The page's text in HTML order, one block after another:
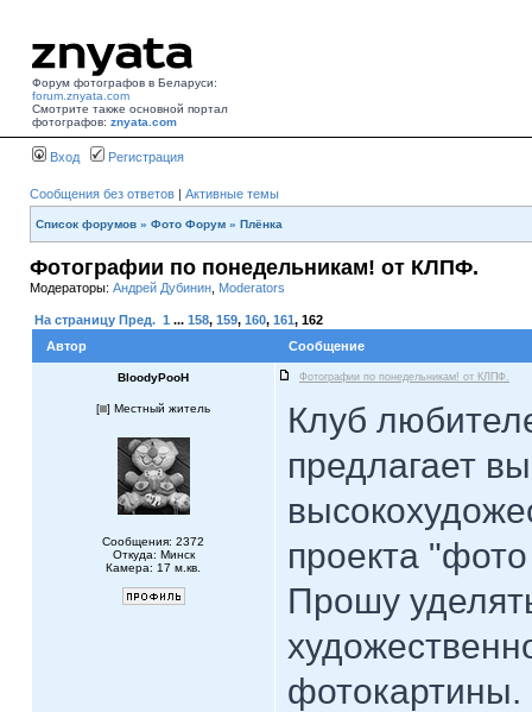
Форум фотографов в Беларуси:
forum.znyata.com
Смотрите также основной портал
фотографов: znyata.com
Вход Регистрация
Сообщения без ответов | Активные темы
Список форумов » Фото Форум » Плёнка
Фотографии по понедельникам! от КЛПФ.
Модераторы: Андрей Дубинин Moderators
На страницу Пред. 1 ... 158, 159, 160, 161, 162
Автор
Сообщение
BloodyPooH Фотографии по понедельникам! от КЛПФ.
[ ] Местный житель
Сообщения: 2372
Откуда: Минск
Камера: 17 м.кв.
Клуб
предлагает
проекта
Прошу
фотокартины.